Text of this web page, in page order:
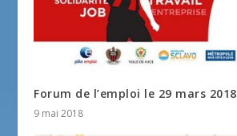
Forum de l’emploi le 29 mars 2018
9 mai 2018